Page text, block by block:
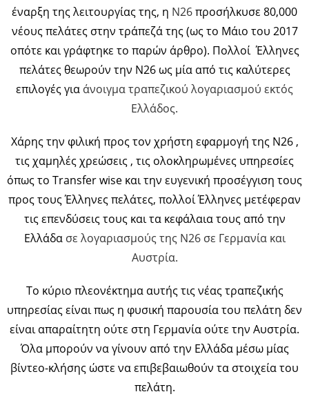
έναρξη της λειτουργίας της, η Ν26προσήλκυσε 80,000
νέους πελάτες στην τράπεζά της (ως το Μάιο του 2017
οπότε και γράφτηκε το παρών άρθρο). Πολλοί Έλληνες
πελάτες θεωρούν την Ν26 ως μία από τις καλύτερες
επιλογές για άνοιγμα τραπεζικού λογαριασμού εκτός
Ελλάδος.
Χάρης την φιλική προς τον χρήστη εφαρμογή της Ν26 ,
τις χαμηλές χρεώσεις , τις ολοκληρωμένες υπηρεσίες
όπως το Transfer wise και την ευγενική προσέγγιση τους
προς τους Έλληνες πελάτες, πολλοί Έλληνες μετέφεραν
τις επενδύσεις τους και τα κεφάλαια τους από την
Ελλάδα σε λογαριασμούς της N26 σε Γερμανία και
Αυστρία.
Το κύριο πλεονέκτημα αυτής τις νέας τραπεζικής
υπηρεσίας είναι πως η φυσική παρουσία του πελάτη δεν
είναι απαραίτητη ούτε στη Γερμανία ούτε την Αυστρία.
Όλα μπορούν να γίνουν από την Ελλάδα μέσω μίας
βίντεο-κλήσης ώστε να επιβεβαιωθούν τα στοιχεία του
πελάτη.